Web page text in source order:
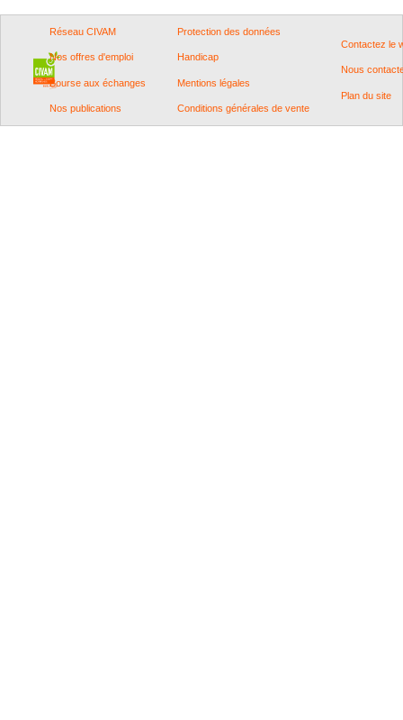
Réseau CIVAM
Nos offres d'emploi
Bourse aux échanges
Nos publications
Protection des données
Handicap
Mentions légales
Conditions générales de vente
Contactez le
Nous
Plan du site